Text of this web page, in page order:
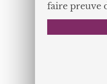
faire preuve